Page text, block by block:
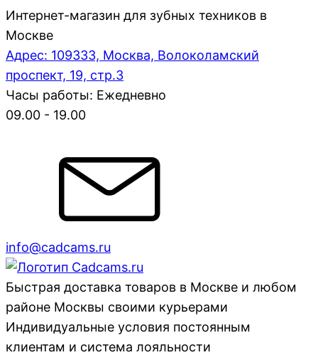
Интернет-магазин для зубных техников в
Москве
Адрес: 109333, Москва, Волоколамский
проспект, 19, стр.3
Часы работы: Ежедневно
09.00 - 19.00
info@cadcams.ru
Быстрая доставка товаров в Москве и любом
районе Москвы своими курьерами
Индивидуальные условия постоянным
клиентам и система лояльности